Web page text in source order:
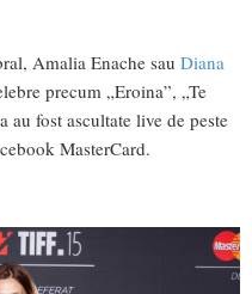
Amalia Enache sau Diana
precum „Eroina”, „Te
au fost ascultate live de peste
MasterCard.